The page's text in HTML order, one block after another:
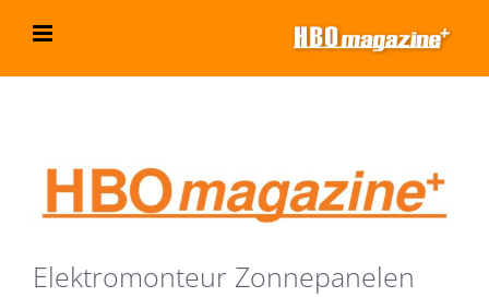
inhoud
grotere
afbeelding
Elektromonteur Zonnepanelen